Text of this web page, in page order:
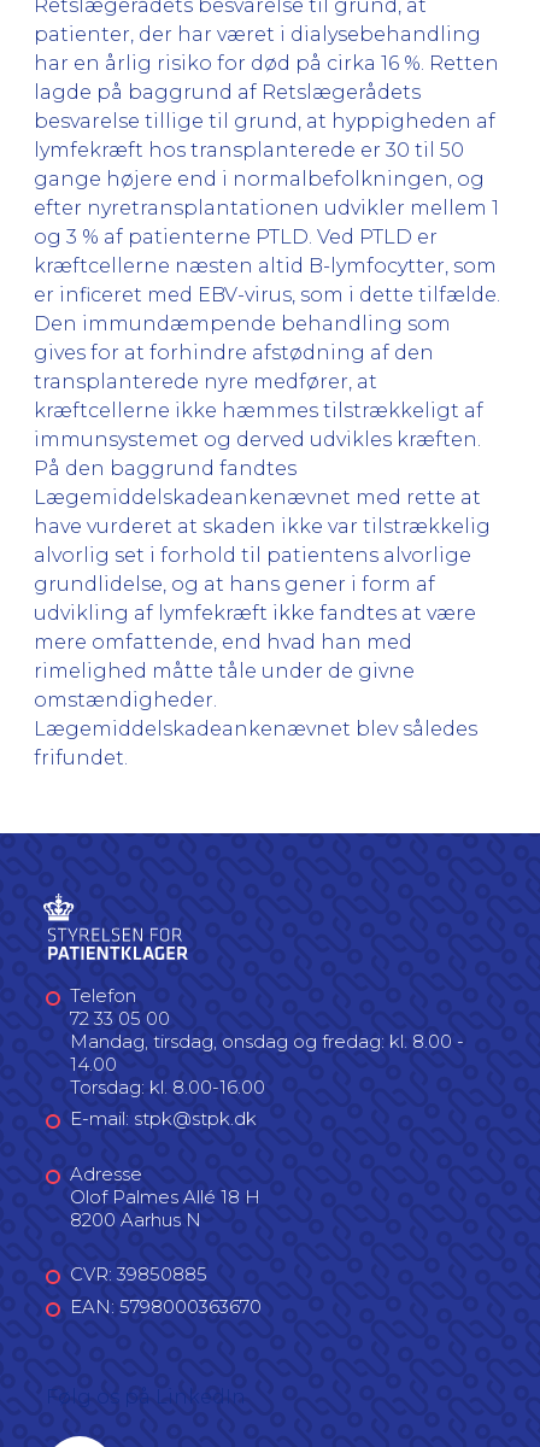
Retslægerådets besvarelse til grund, at
patienter, der har været i dialysebehandling
har en årlig risiko for død på cirka 16 %. Retten
lagde på baggrund af Retslægerådets
besvarelse tillige til grund, at hyppigheden af
lymfekræft hos transplanterede er 30 til 50
gange højere end i normalbefolkningen, og
efter nyretransplantationen udvikler mellem 1
og 3 % af patienterne PTLD. Ved PTLD er
kræftcellerne næsten altid B-lymfocytter, som
er inficeret med EBV-virus, som i dette tilfælde.
Den immundæmpende behandling som
gives for at forhindre afstødning af den
transplanterede nyre medfører, at
kræftcellerne ikke hæmmes tilstrækkeligt af
immunsystemet og derved udvikles kræften.
På den baggrund fandtes
Lægemiddelskadeankenævnet med rette at
have vurderet at skaden ikke var tilstrækkelig
alvorlig set i forhold til patientens alvorlige
grundlidelse, og at hans gener i form af
udvikling af lymfekræft ikke fandtes at være
mere omfattende, end hvad han med
rimelighed måtte tåle under de givne
omstændigheder.
Lægemiddelskadeankenævnet blev således
frifundet.
Telefon
72 33 05 00
Mandag, tirsdag, onsdag og fredag: kl. 8.00 -
14.00
Torsdag: kl. 8.00-16.00
E-mail: stpk@stpk.dk
Adresse
Olof Palmes Allé 18 H
8200 Aarhus N
CVR: 39850885
EAN: 5798000363670